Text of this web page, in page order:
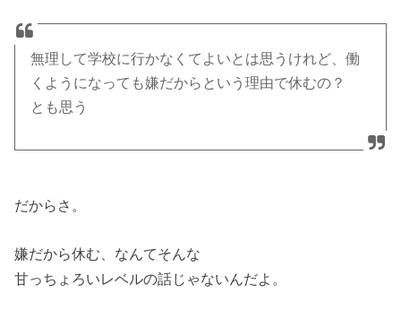
無理して学校に行かなくてよいとは思うけれど、働
くようになっても嫌だからという理由で休むの？
とも思う
だからさ。
嫌だから休む、なんてそんな
甘っちょろいレベルの話じゃないんだよ。